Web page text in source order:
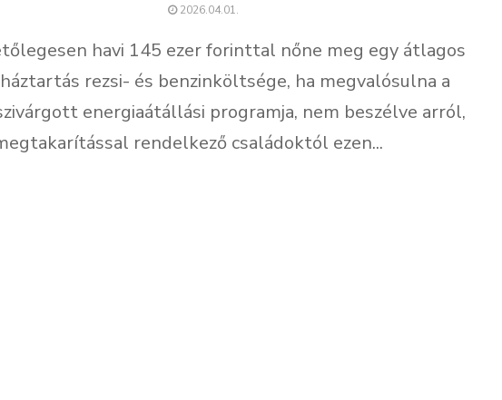
2026.04.01.
havi 145 ezer forinttal nőne meg egy átlagos
rezsi- és benzinköltsége, ha megvalósulna a
energiaátállási programja, nem beszélve arról,
rendelkező családoktól ezen...